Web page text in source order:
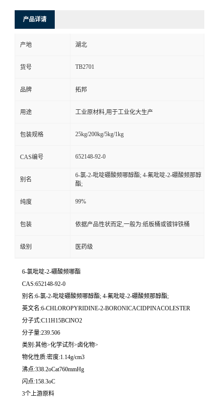
产品详请
产地 湖北
货号 TB2701
品牌 拓邦
用途 工业原材料,用于工业化大生产
包装规格 25kg/200kg/5kg/1kg
CAS编号 652148-92-0
别名
6-氯-2-吡啶硼酸频哪醇酯; 4-氟吡啶-2-硼酸频那醇
酯;
纯度 99%
包装 依据产品性状而定,一般为:纸板桶或镀锌铁桶
级别 医药级
6-氯吡啶-2-硼酸频哪酯
CAS:652148-92-0
别名:6-氯-2-吡啶硼酸频哪醇酯; 4-氟吡啶-2-硼酸频那醇酯;
英文名:6-CHLOROPYRIDINE-2-BORONICACIDPINACOLESTER
分子式:C11H15BClNO2
分子量:239.506
类别:其他>化学试剂>卤化物>
物化性质:密度:1.14g/cm3
沸点:338.2oCat760mmHg
闪点:158.3oC
3个上游原料